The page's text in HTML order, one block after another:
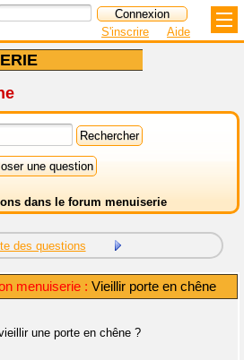
S'inscrire Aide
dans le forum menuiserie
des questions
menuiserie : Vieillir porte en chêne
une porte en chêne ?